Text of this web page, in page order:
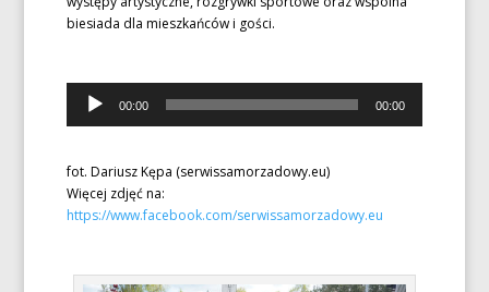
biesiada dla mieszkańców i gości.
Odtwarzacz
plików
00:00 00:00
fot. Dariusz Kępa (serwissamorzadowy.eu)
Więcej zdjęć na:
https://www.facebook.com/serwissamorzadowy.eu